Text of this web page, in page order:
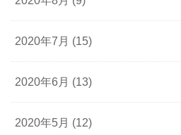
2020年7月 (15)
2020年6月 (13)
2020年5月 (12)